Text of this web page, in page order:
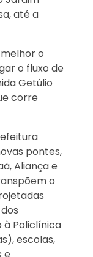
até a
o
o fluxo de
Getúlio
corre
pontes,
Aliança e
o
à Policlínica
escolas,